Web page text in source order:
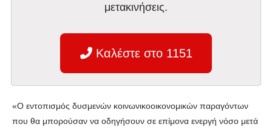
μετακινήσεις.
Καλέστε στο 1151
«Ο εντοπισμός δυσμενών κοινωνικοοικονομικών παραγόντων
που θα μπορούσαν να οδηγήσουν σε επίμονα ενεργή νόσο μετά